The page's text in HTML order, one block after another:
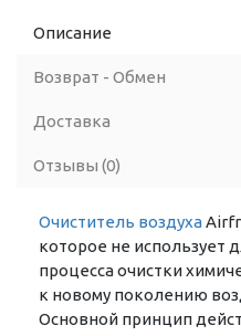
Описание
Возврат - Обмен
Доставка
Отзывы (0)
Очиститель воздуха
которое не использует
процесса очистки
к новому поколению
Основной принцип